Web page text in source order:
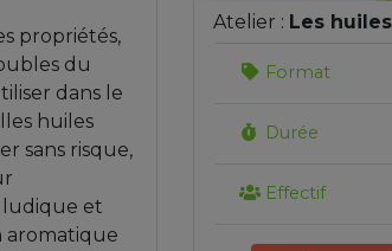
propriétés,
du
dans le
huiles
sans risque,
ludique et
aromatique
Atelier : Les
Format
Durée
Effectif